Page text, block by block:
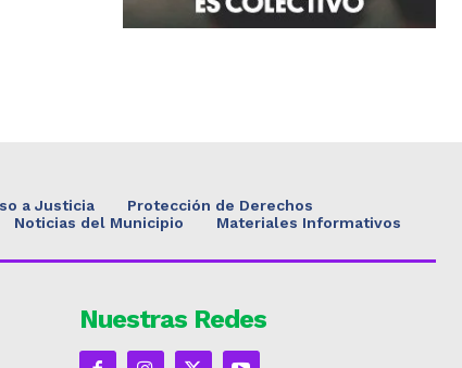
a Justicia
Protección de Derechos
Noticias del Municipio Materiales Informativos
Nuestras Redes